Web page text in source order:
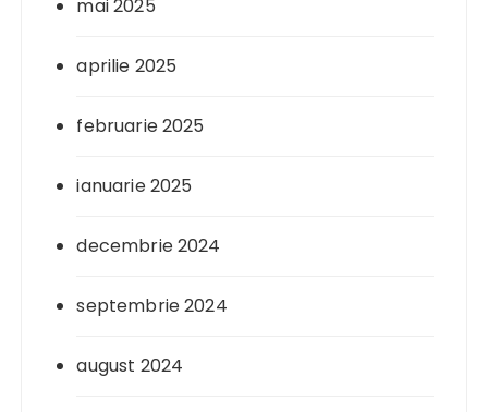
mai 2025
aprilie 2025
februarie 2025
ianuarie 2025
decembrie 2024
septembrie 2024
august 2024